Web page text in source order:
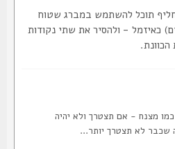
תוכל להשתמש במברג שטוח
- ולהסיר את שתי נקודות
- אם תצטרך ולא יהיה
לא תצטרך יותר...